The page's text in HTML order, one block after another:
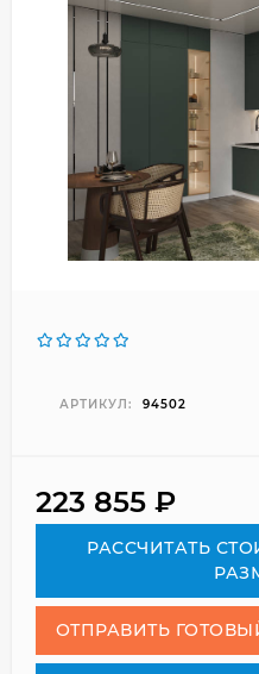
АРТИКУЛ: 94502
223 855 ₽
РАСCЧИТАТЬ
ОТПРАВИТЬ